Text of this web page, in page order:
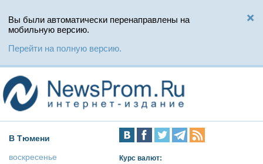
Вы были автоматически перенаправлены на
мобильную версию.
Перейти на полную версию.
В Тюмени
воскресенье
Курс валют: